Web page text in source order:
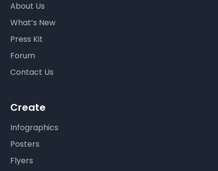
About Us
What’s New
Press Kit
Forum
Contact Us
Create
Infographics
Posters
Flyers